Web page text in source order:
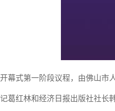
开幕式第一阶段议程，由佛山市
记葛红林和经济日报出版社社长